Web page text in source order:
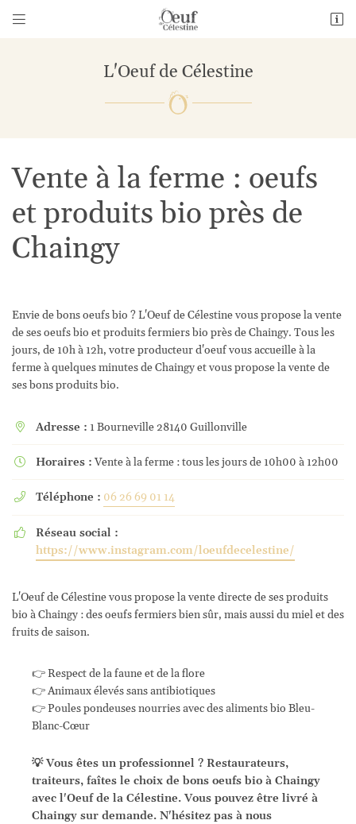


 Adresse email de réception
Inscription
L'Oeuf de Célestine
Vente à la ferme : oeufs
et produits bio près de
Chaingy
Envie de bons oeufs bio ? L'Oeuf de Célestine vous propose la vente
de ses oeufs bio et produits fermiers bio près de Chaingy. Tous les
jours, de 10h à 12h, votre producteur d'oeuf vous accueille à la
ferme à quelques minutes de Chaingy et vous propose la vente de
ses bons produits bio.
 Adresse : 1 Bourneville 28140 Guillonville
 Horaires :Vente à la ferme : tous les jours de 10h00 à 12h00
 Téléphone : 06 26 69 01 14

Réseau social :
https://www.instagram.com/loeufdecelestine/
L'Oeuf de Célestine vous propose la vente directe de ses produits
bio à Chaingy : des oeufs fermiers bien sûr, mais aussi du miel et des
fruits de saison.
👉 Respect de la faune et de la flore
👉 Animaux élevés sans antibiotiques
👉 Poules pondeuses nourries avec des aliments bio Bleu-
Blanc-Cœur
💡 Vous êtes un professionnel ? Restaurateurs,
traiteurs, faîtes le choix de bons oeufs bio à Chaingy
avec l'Oeuf de la Célestine. Vous pouvez être livré à
Chaingy sur demande. N'hésitez pas à nous